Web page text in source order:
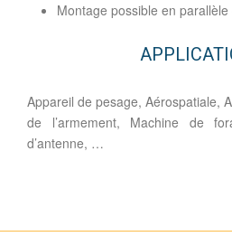
Montage possible en
Appareil de pesage, Aérospatiale,
de l’armement, Machine de
d’antenne, …